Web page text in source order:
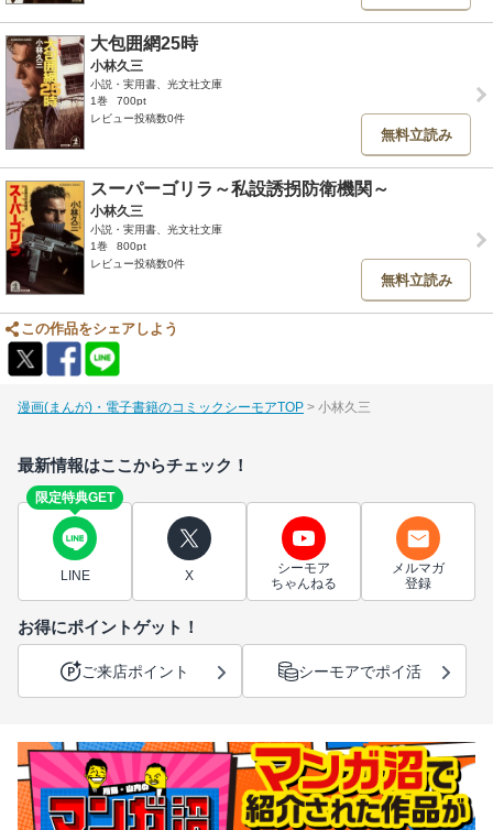
大包囲網25時
小林久三
小説・実用書、光文社文庫
1巻
700pt
レビュー投稿数0件
無料立読み
スーパーゴリラ～私設誘拐防衛機関～
小林久三
小説・実用書、光文社文庫
1巻
800pt
レビュー投稿数0件
無料立読み
この作品をシェアしよう
漫画(まんが)・電子書籍のコミックシーモアTOP 小林久三
最新情報はここからチェック！
限定特典GET
LINE X
シーモア
ちゃんねる
メルマガ
登録
お得にポイントゲット！
ご来店ポイント シーモアでポイ活